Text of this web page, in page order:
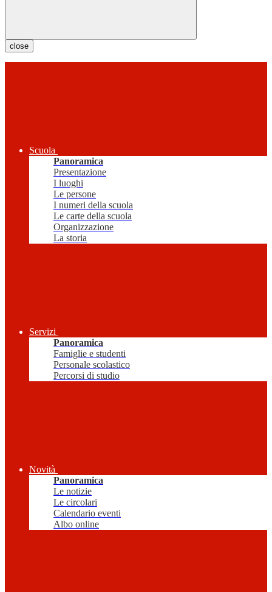
close
Scuola
Panoramica
Presentazione
I luoghi
Le persone
I numeri della scuola
Le carte della scuola
Organizzazione
La storia
Servizi
Panoramica
Famiglie e studenti
Personale scolastico
Percorsi di studio
Novità
Panoramica
Le notizie
Le circolari
Calendario eventi
Albo online